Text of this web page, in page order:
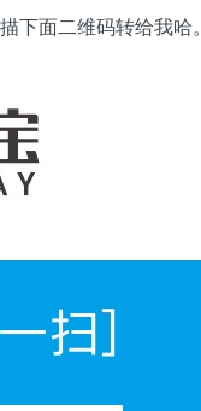
下面二维码转给我哈。